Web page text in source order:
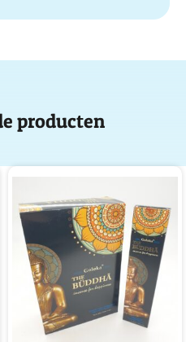
producten